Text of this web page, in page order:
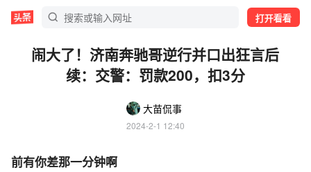
打开看看
闹大了！济南奔驰哥逆行并口出狂言后
续：交警：罚款200，扣3分
大苗侃事
2024-2-1 12:40
前有你差那一分钟啊